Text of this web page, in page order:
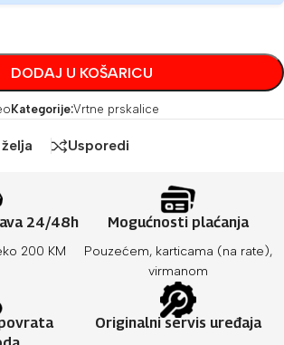
DODAJ U KOŠARICU
Kategorije:Vrtne prskalice
Usporedi
24/48h
200 KM
Mogućnosti plaćanja
Pouzećem, karticama (na rate),
virmanom
Originalni servis uređaja